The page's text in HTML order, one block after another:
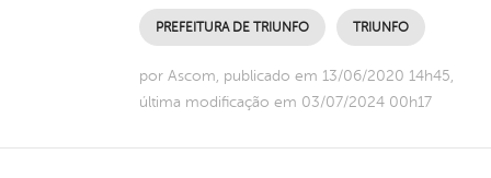
PREFEITURA DE TRIUNFO TRIUNFO
por Ascom, publicado em 13/06/2020 14h45,
última modificação em 03/07/2024 00h17